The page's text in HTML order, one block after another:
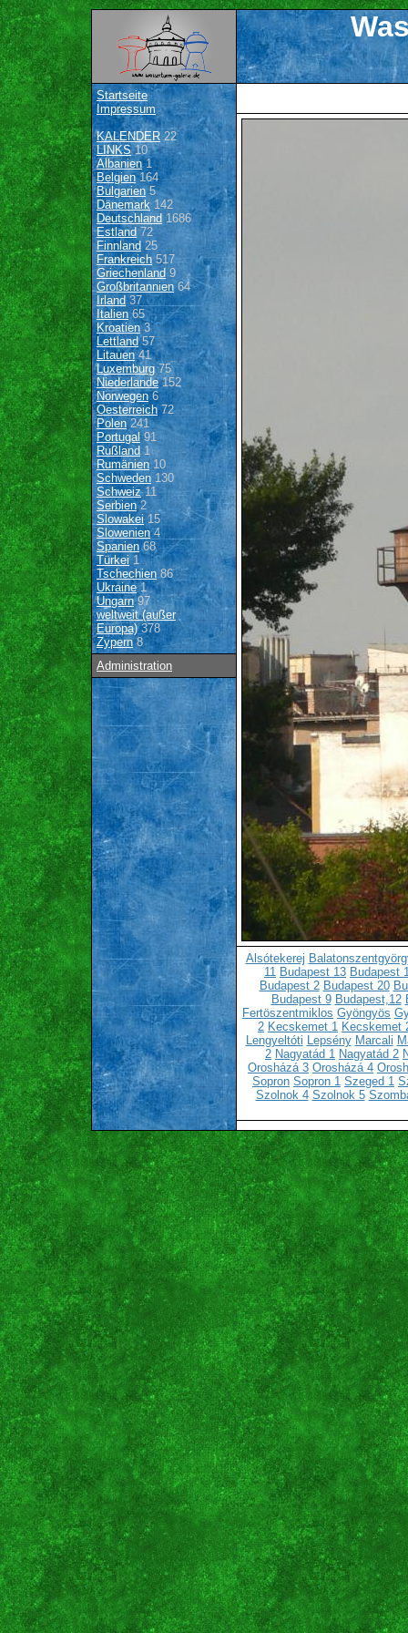
Startseite
Impressum
KALENDER22
LINKS10
Albanien1
Belgien164
Bulgarien 5
Dänemark142
Deutschland 1686
Estland 72
Finnland 25
Frankreich517
Griechenland9
Großbritannien64
Irland 37
Italien65
Kroatien3
Lettland57
Litauen41
Luxemburg 75
Niederlande152
Norwegen6
Oesterreich72
Polen 241
Portugal91
Rußland 1
Rumänien10
Schweden 130
Schweiz11
Serbien2
Slowakei15
Slowenien4
Spanien68
Türkei1
Tschechien 86
Ukraine1
Ungarn97
weltweit (außer
Europa)378
Zypern8
Administration
Alsótekerej
11 Budapest 13 Budapest
Budapest 2 Budapest 20
Budapest 9 Budapest,12
Fertöszentmiklos Gyöngyös
2 Kecskemet 1 Kecskemet
Lengyeltóti Lepsény Marcali
2 Nagyatád 1 Nagyatád 2
Orosházá 3 Orosházá 4
Sopron Sopron 1 Szeged 1
Szolnok 4 Szolnok 5